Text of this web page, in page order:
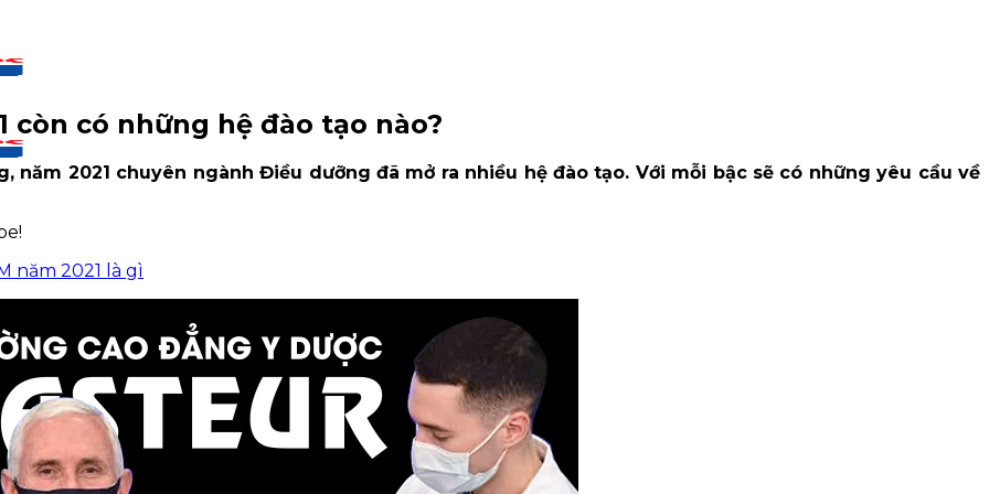
có những hệ đào tạo nào?
năm 2021 chuyên ngành Điều dưỡng đã mở ra nhiều hệ đào tạo. Với mỗi bậc sẽ có những yêu cầu về
năm 2021 là gì